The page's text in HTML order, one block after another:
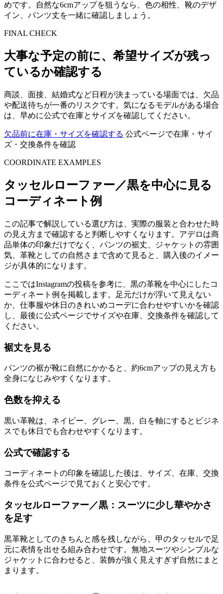
めです。自然な6cmアップを狙うなら、色の相性、靴のデザ
イン、パンツ丈を一緒に確認しましょう。
FINAL CHECK
大事な予定の前に、希望サイズが残っ
ているか確認する
商談、面接、結婚式など日程が決まっている場面では、欠品
や配送待ちが一番のリスクです。気になるモデルがある場合
は、早めに公式で在庫とサイズを確認してください。
欠品前に在庫・サイズを確認する 公式ページで在庫・サイ
ズ・交換条件を確認
COORDINATE EXAMPLES
タッセルローファー／黒を中心に見る
コーディネート例
この記事で解説している選び方は、実際の服装と合わせた時
の見え方まで確認すると判断しやすくなります。アデロは商
品単体の印象だけでなく、パンツの裾丈、ジャケットの雰囲
気、革靴としての自然さまで含めて見ると、購入後のイメー
ジが具体的になります。
ここではInstagramの投稿を参考に、黒の革靴を中心にしたコ
ーディネート例を掲載します。足元だけが浮いて見えない
か、仕事服や休日のきれいめコーデに合わせやすいかを確認
し、最後に公式ページでサイズや在庫、交換条件を確認して
ください。
裾丈を見る
パンツの裾が靴に自然にかかると、約6cmアップの見え方も
全身になじみやすくなります。
色数を抑える
黒い革靴は、ネイビー、グレー、黒、白を軸にするとビジネ
スでも休日でも合わせやすくなります。
公式で確認する
コーディネートの印象を確認した後は、サイズ、在庫、交換
条件を公式ページで見ておくと安心です。
タッセルローファー／黒：スーツに少し華やかさ
を足す
黒革靴としてのきちんと感を残しながら、甲のタッセルで足
元に表情を出せる組み合わせです。無地スーツやシンプルな
ジャケットに合わせると、装飾が強く見えすぎず自然にまと
まります。